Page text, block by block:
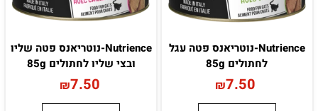
Nutrience-נוטריאנס פטה עגל
לחתולים 85g
₪7.50
Nutrience-נוטריאנס פטה שליו
ובצי שליו לחתולים 85g
₪7.50